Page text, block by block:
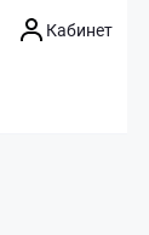
Кабинет